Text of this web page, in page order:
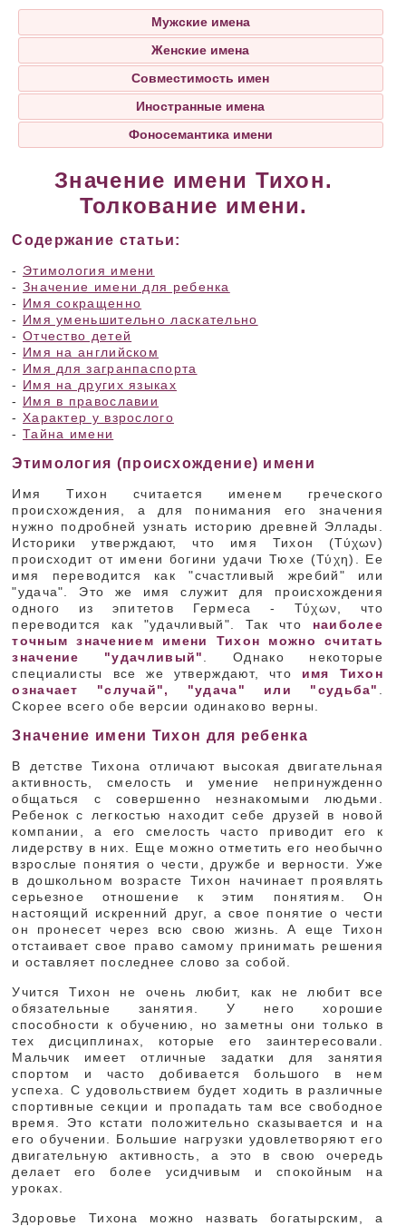
Мужские имена
Женские имена
Совместимость имен
Иностранные имена
Фоносемантика имени
Значение имени Тихон.
Толкование имени.
Содержание статьи:
- Этимология имени
- Значение имени для ребенка
- Имя сокращенно
- Имя уменьшительно ласкательно
- Отчество детей
- Имя на английском
- Имя для загранпаспорта
- Имя на других языках
- Имя в православии
- Характер у взрослого
- Тайна имени
Этимология (происхождение) имени
Имя Тихон считается именем греческого
происхождения, а для понимания его значения
нужно подробней узнать историю древней Эллады.
Историки утверждают, что имя Тихон (Τύχων)
происходит от имени богини удачи Тюхе (Τύχη). Ее
имя переводится как "счастливый жребий" или
"удача". Это же имя служит для происхождения
одного из эпитетов Гермеса - Τύχων, что
переводится как "удачливый". Так что наиболее
точным значением имени Тихон можно считать
значение "удачливый"
. Однако некоторые
специалисты все же утверждают, что имя Тихон
означает "случай", "удача" или "судьба"
Скорее всего обе версии одинаково верны.
Значение имени Тихон для ребенка
В детстве Тихона отличают высокая двигательная
активность, смелость и умение непринужденно
общаться с совершенно незнакомыми людьми.
Ребенок с легкостью находит себе друзей в новой
компании, а его смелость часто приводит его к
лидерству в них. Еще можно отметить его необычно
взрослые понятия о чести, дружбе и верности. Уже
в дошкольном возрасте Тихон начинает проявлять
серьезное отношение к этим понятиям. Он
настоящий искренний друг, а свое понятие о чести
он пронесет через всю свою жизнь. А еще Тихон
отстаивает свое право самому принимать решения
и оставляет последнее слово за собой.
Учится Тихон не очень любит, как не любит все
обязательные занятия. У него хорошие
способности к обучению, но заметны они только в
тех дисциплинах, которые его заинтересовали.
Мальчик имеет отличные задатки для занятия
спортом и часто добивается большого в нем
успеха. С удовольствием будет ходить в различные
спортивные секции и пропадать там все свободное
время. Это кстати положительно сказывается и на
его обучении. Большие нагрузки удовлетворяют его
двигательную активность, а это в свою очередь
делает его более усидчивым и спокойным на
уроках.
Здоровье Тихона можно назвать богатырским, а